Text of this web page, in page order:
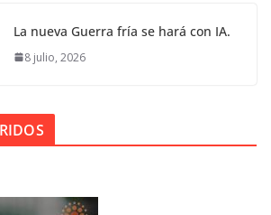
La nueva Guerra fría se hará con IA.
8 julio, 2026